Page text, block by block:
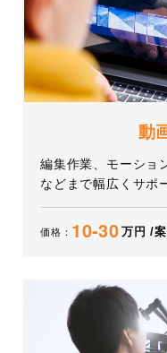
動
編集作業、モーショ
などまで幅広くサポ
価格： 10-30 万円 /